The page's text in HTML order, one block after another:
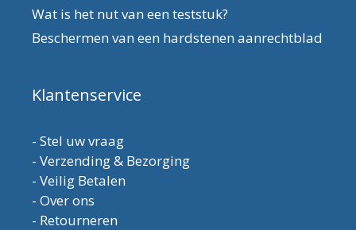
Wat is het nut van een teststuk?
Beschermen van een hardstenen aanrechtblad
Klantenservice
- Stel uw vraag
- Verzending & Bezorging
- Veilig Betalen
- Over ons
- Retourneren